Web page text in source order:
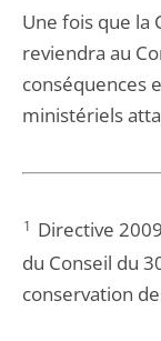
Une fois que la
reviendra au
conséquences
ministériels
1 Directive
du Conseil du
conservation